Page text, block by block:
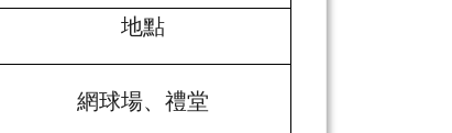
地點
網球場、禮堂